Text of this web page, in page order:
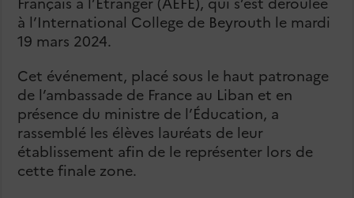
à l’International College de Beyrouth le mardi
19 mars 2024.
Cet événement, placé sous le haut patronage
de l’ambassade de France au Liban et en
présence du ministre de l’Éducation, a
rassemblé les élèves lauréats de leur
établissement afin de le représenter lors de
cette finale zone.